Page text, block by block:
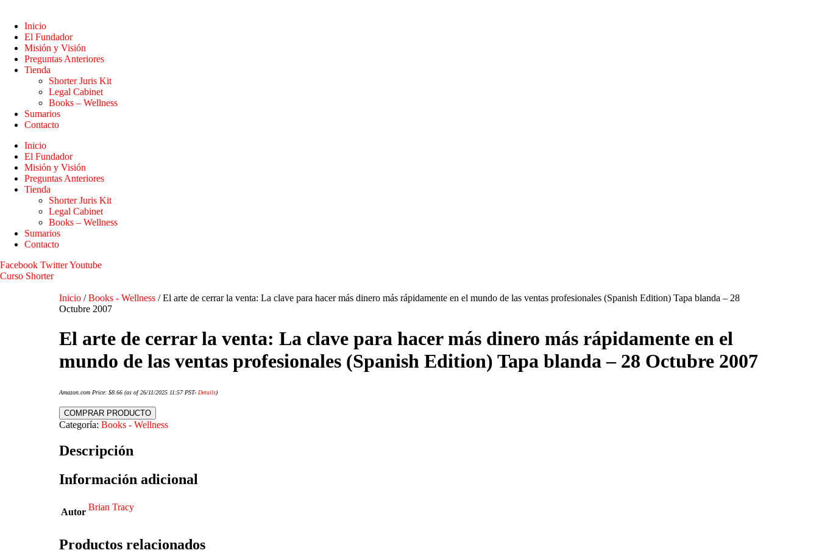
Inicio
El Fundador
Misión y Visión
Preguntas Anteriores
Tienda
Shorter Juris Kit
Legal Cabinet
Books – Wellness
Sumarios
Contacto
Inicio
El Fundador
Misión y Visión
Preguntas Anteriores
Tienda
Shorter Juris Kit
Legal Cabinet
Books – Wellness
Sumarios
Contacto
Facebook TwitterYoutube
Curso Shorter
Inicio /Books - Wellness / El arte de cerrar la venta: La clave para hacer más dinero más rápidamente en el mundo de las ventas profesionales (Spanish Edition) Tapa blanda – 28
Octubre 2007
El arte de cerrar la venta: La clave para hacer más dinero más rápidamente en el
mundo de las ventas profesionales (Spanish Edition) Tapa blanda – 28 Octubre 2007
Amazon.com Price: $8.66 (as of 26/11/2025 11:57 PST- Details)
COMPRAR PRODUCTO
Categoría: Books - Wellness
Descripción
Información adicional
Autor Brian Tracy
Productos relacionados